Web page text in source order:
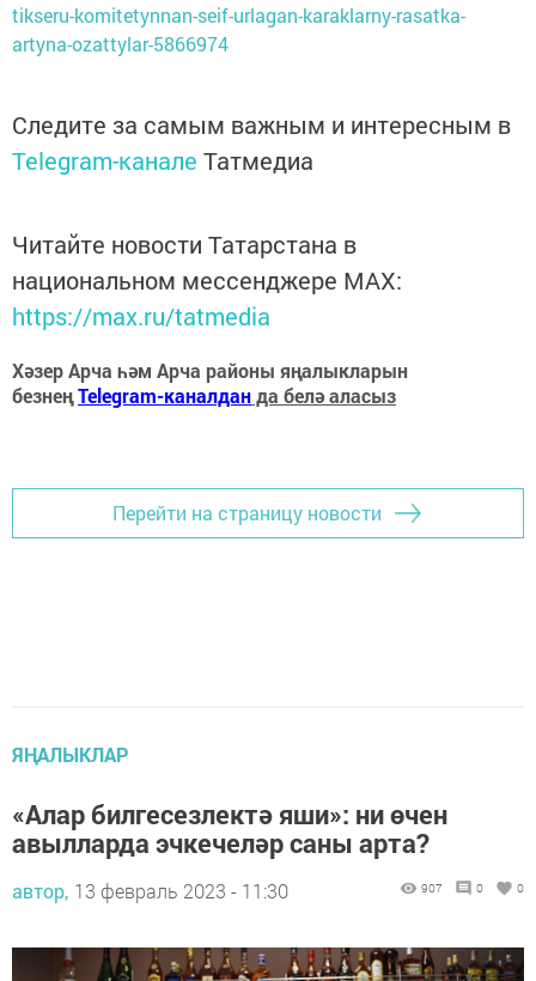
tikseru-komitetynnan-seif-urlagan-karaklarny-rasatka-
artyna-ozattylar-5866974
Следите за самым важным и интересным в
Telegram-канале Татмедиа
Читайте новости Татарстана в
национальном мессенджере MАХ:
https://max.ru/tatmedia
Хәзер Арча һәм Арча районы яңалыкларын
безнеңTelegram-каналданда белә аласыз
Перейти на страницу новости
ЯҢАЛЫКЛАР
«Алар билгесезлектә яши»: ни өчен
авылларда эчкечеләр саны арта?
автор, 13 февраль 2023 - 11:30 907 0 0